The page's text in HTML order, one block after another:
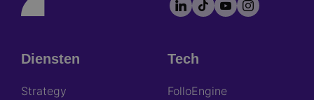
Footer
socials
Footer
Diensten
Strategy
Tech
FolloEngine